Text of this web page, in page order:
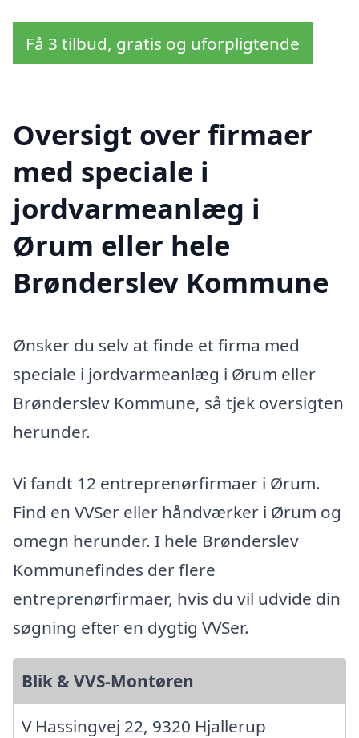
Få 3 tilbud, gratis og uforpligtende
Oversigt over firmaer
med speciale i
jordvarmeanlæg i
Ørum eller hele
Brønderslev Kommune
Ønsker du selv at finde et firma med
speciale i jordvarmeanlæg i Ørum eller
Brønderslev Kommune, så tjek oversigten
herunder.
Vi fandt 12 entreprenørfirmaer i Ørum.
Find en VVSer eller håndværker i Ørum og
omegn herunder. I hele Brønderslev
Kommunefindes der flere
entreprenørfirmaer, hvis du vil udvide din
søgning efter en dygtig VVSer.
Blik & VVS-Montøren
V Hassingvej 22, 9320 Hjallerup